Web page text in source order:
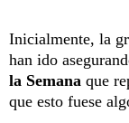
Inicialmente, la
han ido
la Semana que
que esto fuese